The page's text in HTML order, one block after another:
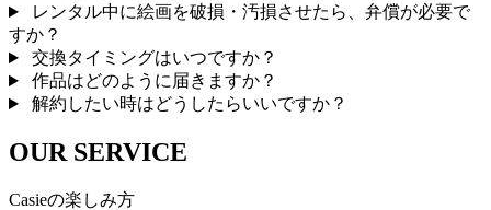
レンタル中に絵画を破損・汚損させたら、弁償が必要で
すか？
交換タイミングはいつですか？
作品はどのように届きますか？
解約したい時はどうしたらいいですか？
OUR SERVICE
Casieの楽しみ方